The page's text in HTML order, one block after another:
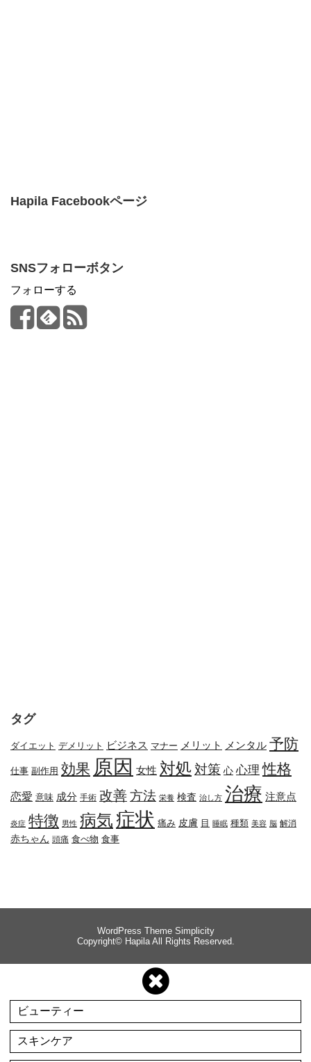
Hapila Facebookページ
SNSフォローボタン
フォローする
タグ
ダイエット デメリット ビジネス マナー メリット メンタル 予防
仕事 副作用 効果 原因 女性 対処 対策 心 心理 性格
恋愛 意味 成分 手術 改善方法 栄養 検査 治し方 治療 注意点
炎症 特徴 男性 病気症状 痛み 皮膚 目 睡眠 種類 美容 脳 解消
赤ちゃん 頭痛 食べ物 食事
WordPress Theme Simplicity
Copyright© HapilaAll Rights Reserved.
ビューティー
スキンケア